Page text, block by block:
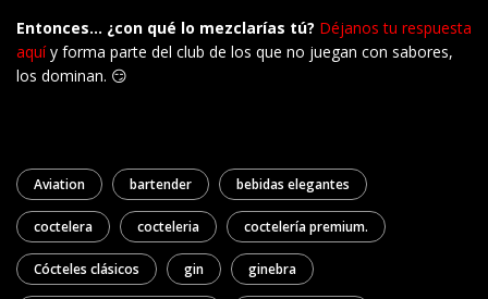
Entonces… ¿con qué lo mezclarías tú? Déjanos tu respuesta
aquíy forma parte del club de los que no juegan con sabores,
los dominan. 😏
Aviation bartender bebidas elegantes
coctelera cocteleria coctelería premium.
Cócteles clásicos gin ginebra